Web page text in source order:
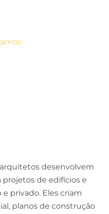
arquitetos desenvolvem
projetos de edifícios e
privado. Eles criam
planos de construção